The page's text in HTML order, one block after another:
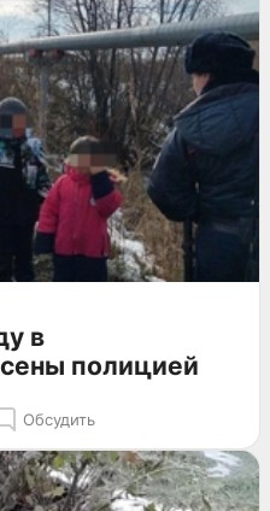
в
полицией
Обсудить